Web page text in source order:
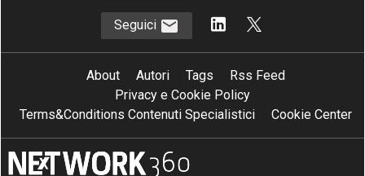
Seguici
About Autori Tags
Rss Feed
Privacy e Cookie Policy
Terms&Conditions Contenuti Specialistici
Cookie Center